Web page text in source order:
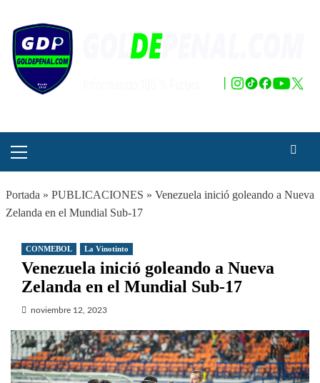
contenido
principal
Portada » PUBLICACIONES » Venezuela inició goleando a Nueva
Zelanda en el Mundial Sub-17
CONMEBOL La Vinotinto
Venezuela inició goleando a Nueva
Zelanda en el Mundial Sub-17
noviembre 12, 2023